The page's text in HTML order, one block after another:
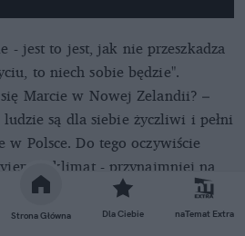
Strona Główna Dla Ciebie naTemat Extra
- jest to jest, jak nie przeszkadza
to niech sobie będzie".
Marcie w Nowej Zelandii? –
są dla siebie życzliwi i pełni
w Polsce. Do tego oczywiście
klimat - przynajmniej na
przerwę w doktoracie, urodziła
w Polsce i stara się nadrobić